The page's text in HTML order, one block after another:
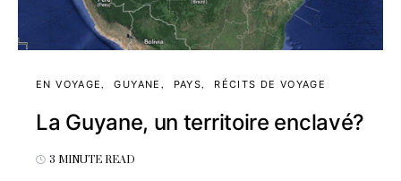
EN VOYAGE GUYANE PAYS RÉCITS DE VOYAGE
La Guyane, un territoire enclavé?
3 MINUTE READ